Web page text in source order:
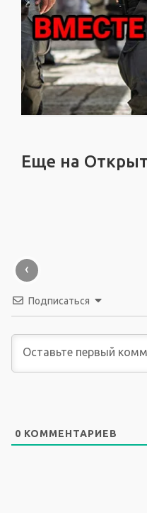
Еще на
‹
Подписаться
0 КОММЕНТАРИЕВ